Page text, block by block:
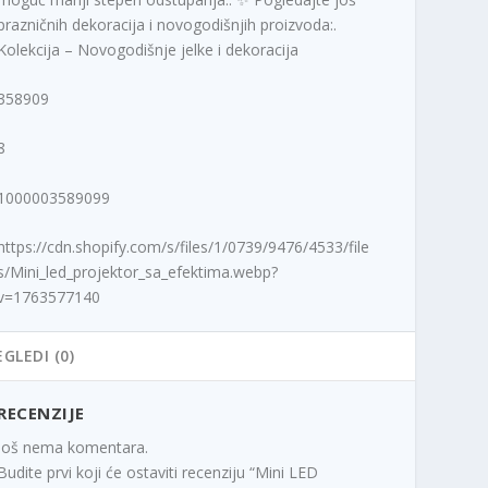
dekoracija i novogodišnjih proizvoda:.
– Novogodišnje jelke i dekoracija
cdn.shopify.com/s/files/1/0739/9476/4533/file
Mini_led_projektor_sa_efektima.webp?
(0)
nema komentara.
prvi koji će ostaviti recenziju “Mini LED